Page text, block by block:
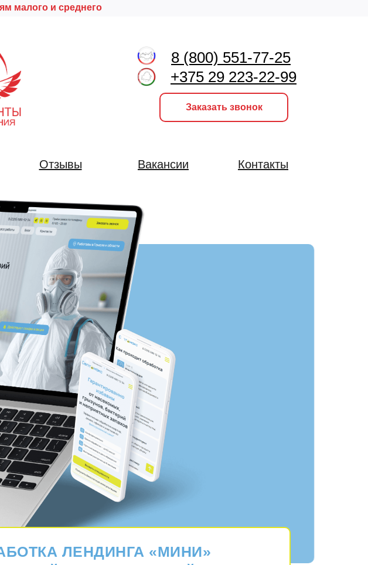
Заказать звонок
малого и среднего
Отзывы Вакансии Контакты
8 (800) 551-77-25
+375 29 223-22-99
ЛЕНДИНГА «МИНИ»